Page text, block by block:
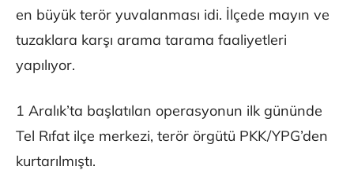
en büyük terör yuvalanması idi. İlçede mayın ve
tuzaklara karşı arama tarama faaliyetleri
yapılıyor.
1 Aralık’ta başlatılan operasyonun ilk gününde
Tel Rıfat ilçe merkezi, terör örgütü PKK/YPG’den
kurtarılmıştı.